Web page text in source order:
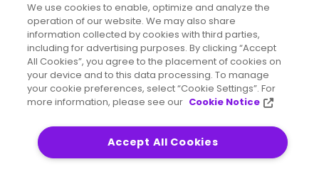
Entités juridiques
Accords juridiques
Plan de site
Déclaration d’accessibilité
We use cookies to enable, optimize and analyze the
operation of our website. We may also share
information collected by cookies with third parties,
including for advertising purposes. By clicking “Accept
All Cookies”, you agree to the placement of cookies on
your device and to this data processing. To manage
your cookie preferences, select “Cookie Settings”. For
more information, please see our Cookie Notice
Accept All Cookies